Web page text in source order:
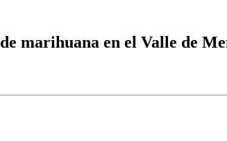
marihuana en el Valle de